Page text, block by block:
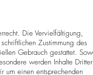
Die Vervielfältigung,
Zustimmung des
Gebrauch gestattet.
werden Inhalte Dritter
um einen entsprechenden